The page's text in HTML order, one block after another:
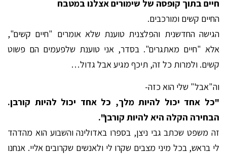
חיים בתוך קופסה של שימורים אצלנו במטבח
החיים קשים ומורכבים.
הגישה החדשנית והפלצנית טוענת שלא אומרים "חיים קשים",
אלא "חיים מאתגרים". בסדר, אני טוענת שלפעמים הם פשוט
קשים. ולמרות כל זה, תיכף מגיע אבל גדול…
וה"אבל" שלי הוא כזה-
"כל אחד יכול להיות מלך, כל אחד יכול להיות קורבן.
הבחירה הקלה היא להיות קורבן".
זה משפט שכתב גבי ניצן, בספרו באדולינה והשבוע הוא מהדהד
לי בראש, בכל מיני מצבים שקרו לי ולאנשים שקרובים אליי. אנחנו